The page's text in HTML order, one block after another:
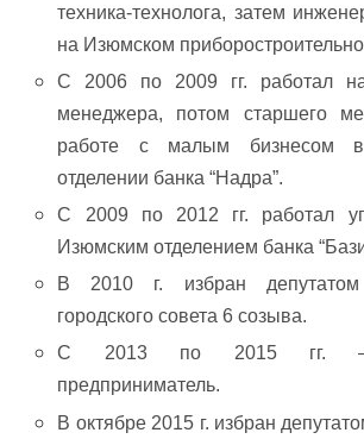
техника-технолога, затем
на Изюмском
С 2006 по 2009 гг. работал
менеджера, потом старшего
работе с малым бизнесом
отделении банка “Надра”.
С 2009 по 2012 гг. работал
Изюмским отделением банка
В 2010 г. избран депутатом
городского совета 6 созыва.
С 2013 по 2015 гг. –
предприниматель.
В октябре 2015 г. избран